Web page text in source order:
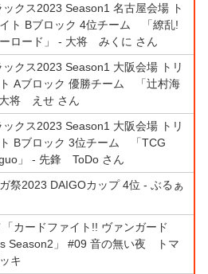
ックス2023 Season1 名古屋会場 ト
ト Bブロック 4位チーム 「繚乱!
ロード」 - 大将 みくに さん
ックス2023 Season1 大阪会場 トリ
Aブロック 優勝チーム 「辻村海
将 えせ さん
ックス2023 Season1 大阪会場 トリ
Bブロック 3位チーム 「TCG
」 - 先鋒 ToDo さん
祭2023 DAIGOカップ 4位 - ぶるぁ
カードファイト!! ヴァンガード
Season2」 #09 音の無い夜 トマ
キ